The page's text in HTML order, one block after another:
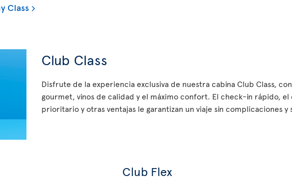
Class
Club Class
Disfrute de la experiencia exclusiva de nuestra cabina Club Class,
gourmet, vinos de calidad y el máximo confort. El check-in rápido,
prioritario y otras ventajas le garantizan un viaje sin complicaciones y
Club Flex